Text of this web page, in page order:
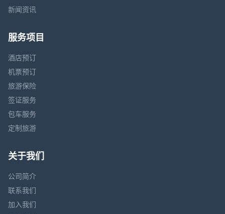
新闻资讯
服务项目
酒店预订
机票预订
旅游保险
签证服务
包车服务
定制旅游
关于我们
公司简介
联系我们
加入我们